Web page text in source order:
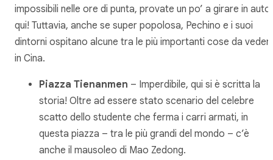
impossibili nelle ore di punta, provate un po’ a girare in auto
qui! Tuttavia, anche se super popolosa, Pechino e i suoi
dintorni ospitano alcune tra le più importanti cose da
in Cina.
Piazza Tienanmen – Imperdibile, qui si è scritta la
storia! Oltre ad essere stato scenario del celebre
scatto dello studente che ferma i carri armati, in
questa piazza – tra le più grandi del mondo – c’è
anche il mausoleo di Mao Zedong.